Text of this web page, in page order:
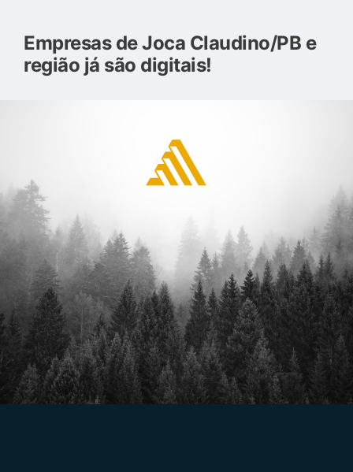
Empresas de Joca Claudino/PB e
região já são digitais!